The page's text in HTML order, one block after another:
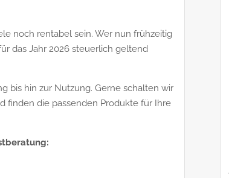
noch rentabel sein. Wer nun frühzeitig
das Jahr 2026 steuerlich geltend
bis hin zur Nutzung. Gerne schalten wir
finden die passenden Produkte für Ihre